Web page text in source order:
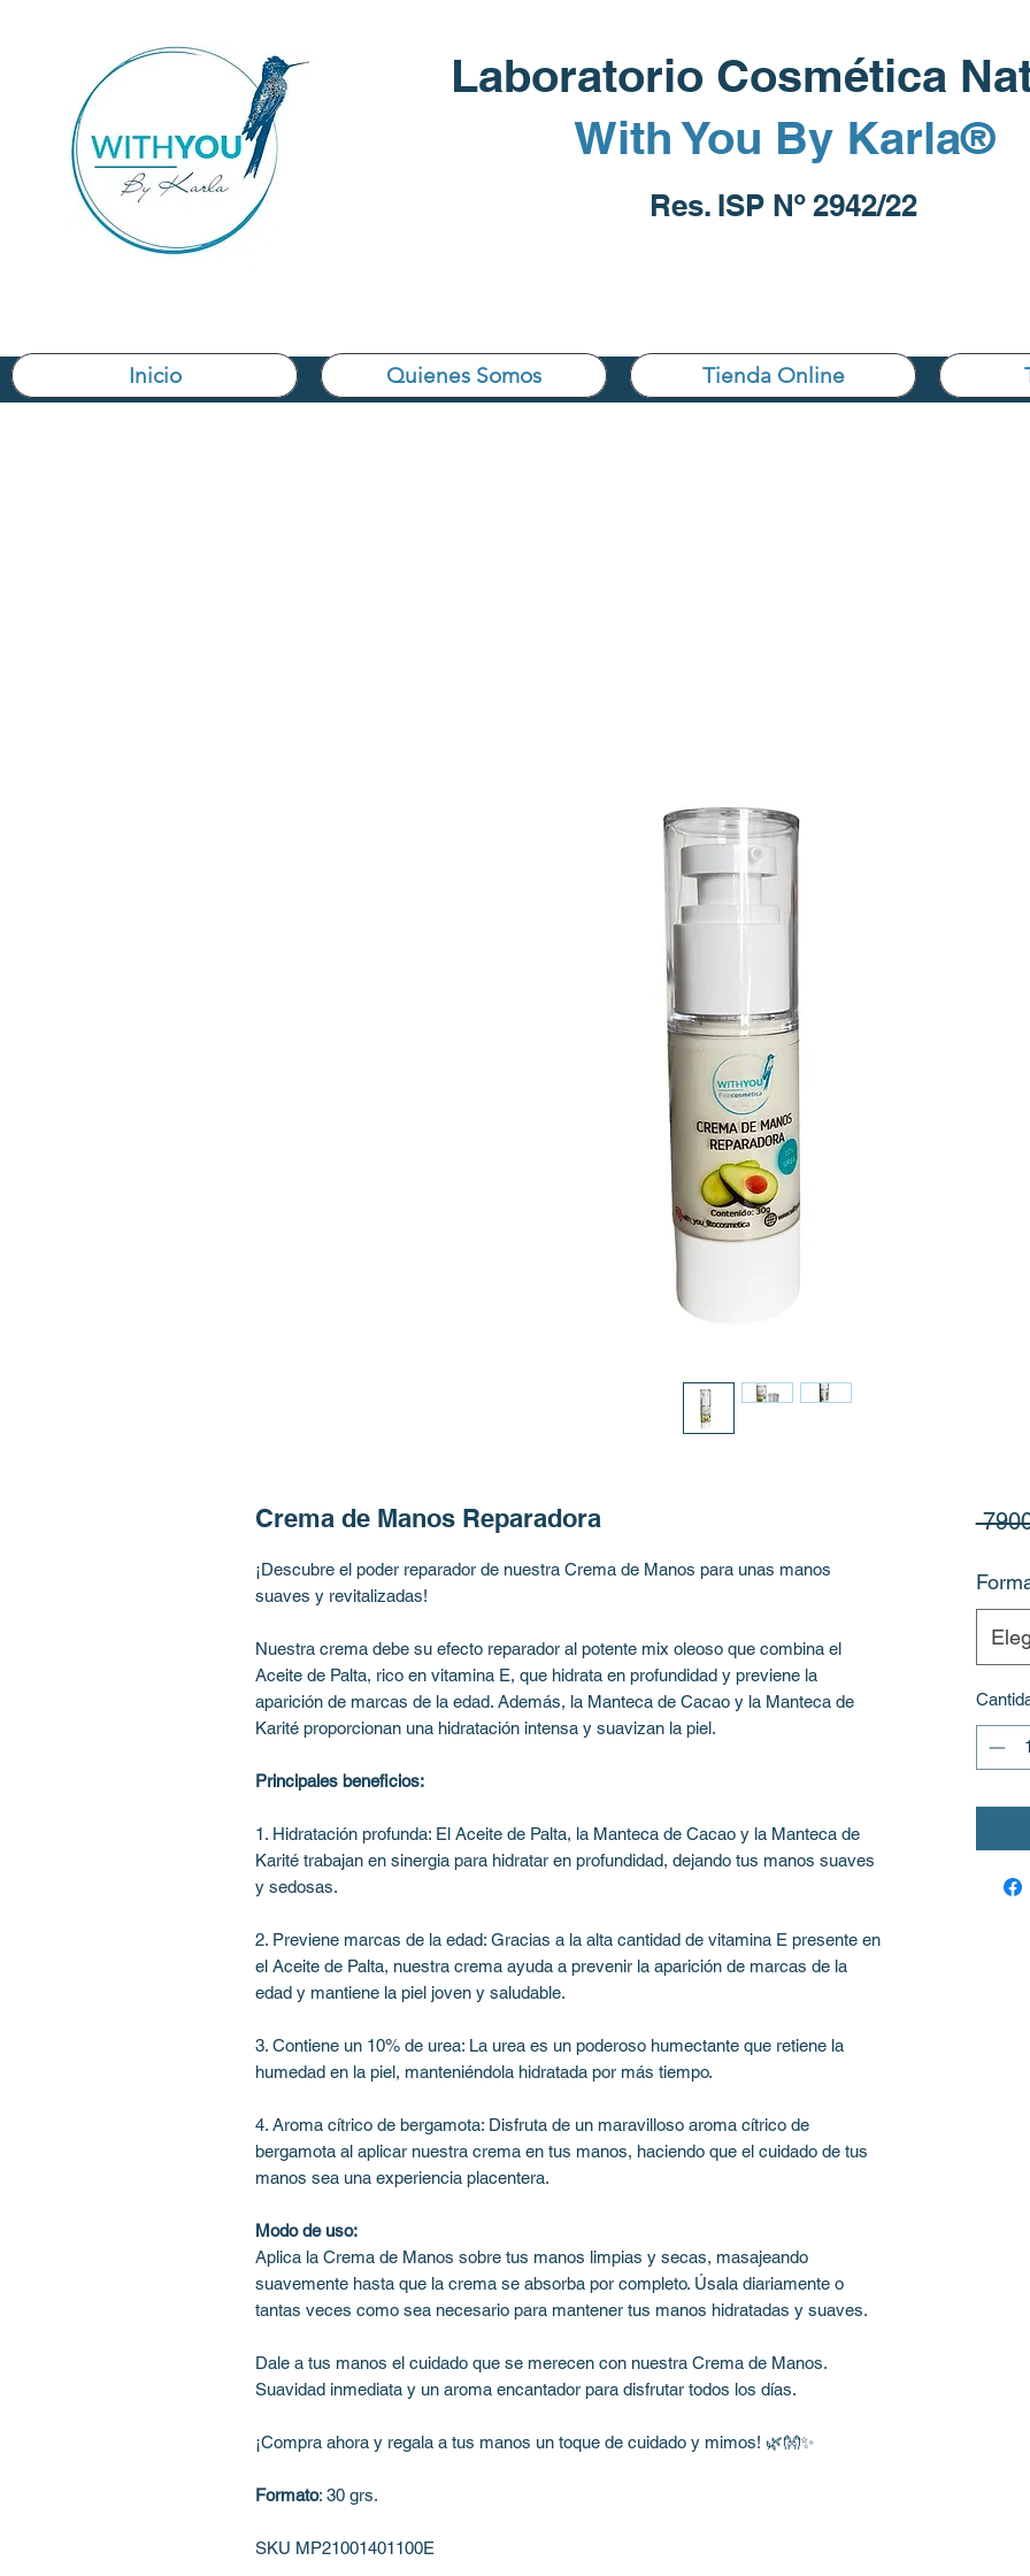
Laboratorio Cosmética
With You By Karla®
Res. ISP Nº 2942/22
Inicio Quienes Somos Tienda Online
Crema de Manos Reparadora
¡Descubre el poder reparador de nuestra Crema de Manos para unas manos
suaves y revitalizadas!
Nuestra crema debe su efecto reparador al potente mix oleoso que combina el
Aceite de Palta, rico en vitamina E, que hidrata en profundidad y previene la
aparición de marcas de la edad. Además, la Manteca de Cacao y la Manteca de
Karité proporcionan una hidratación intensa y suavizan la piel.
Principales beneficios:
1. Hidratación profunda: El Aceite de Palta, la Manteca de Cacao y la Manteca de
Karité trabajan en sinergia para hidratar en profundidad, dejando tus manos suaves
y sedosas.
2. Previene marcas de la edad: Gracias a la alta cantidad de vitamina E presente en
el Aceite de Palta, nuestra crema ayuda a prevenir la aparición de marcas de la
edad y mantiene la piel joven y saludable.
3. Contiene un 10% de urea: La urea es un poderoso humectante que retiene la
humedad en la piel, manteniéndola hidratada por más tiempo.
4. Aroma cítrico de bergamota: Disfruta de un maravilloso aroma cítrico de
bergamota al aplicar nuestra crema en tus manos, haciendo que el cuidado de tus
manos sea una experiencia placentera.
Modo de uso:
Aplica la Crema de Manos sobre tus manos limpias y secas, masajeando
suavemente hasta que la crema se absorba por completo. Úsala diariamente o
tantas veces como sea necesario para mantener tus manos hidratadas y suaves.
Dale a tus manos el cuidado que se merecen con nuestra Crema de Manos.
Suavidad inmediata y un aroma encantador para disfrutar todos los días.
¡Compra ahora y regala a tus manos un toque de cuidado y mimos! 🌿👐✨
Formato: 30 grs.
SKU MP21001401100E